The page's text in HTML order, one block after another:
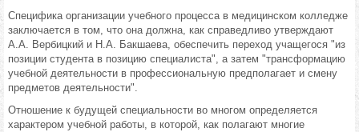
Специфика организации учебного процесса в медицинском колледже
заключается в том, что она должна, как справедливо утверждают
А.А. Вербицкий и Н.А. Бакшаева, обеспечить переход учащегося "из
позиции студента в позицию специалиста", а затем "трансформацию
учебной деятельности в профессиональную предполагает и смену
предметов деятельности".
Отношение к будущей специальности во многом определяется
характером учебной работы, в которой, как полагают многие